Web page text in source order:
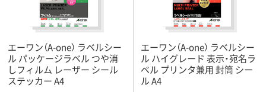
エーワン（A-one） ラベルシー
ル パッケージラベル つや消
しフィルム レーザー シール
ステッカー A4
エーワン（A-one） ラベルシー
ル ハイグレード 表示・宛名ラ
ベル プリンタ兼用 封筒 シー
ル A4